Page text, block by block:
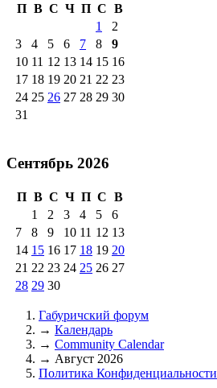
П В С Ч П С В
1
2
3
4 5 6 7 8
9
10 11 12 13 14 15 16
17 18 19 20 21 22 23
24 25 26 27 28 29 30
31
Сентябрь 2026
П В С Ч П С В
1
2 3 4 5
6
7
8 9 10 11 12 13
14 15 16 17 18 19 20
21 22 23 24 25 26 27
28 29 30
Габуричский форум
→ Календарь
→ Community Calendar
→ Август 2026
Политика Конфиденциальности